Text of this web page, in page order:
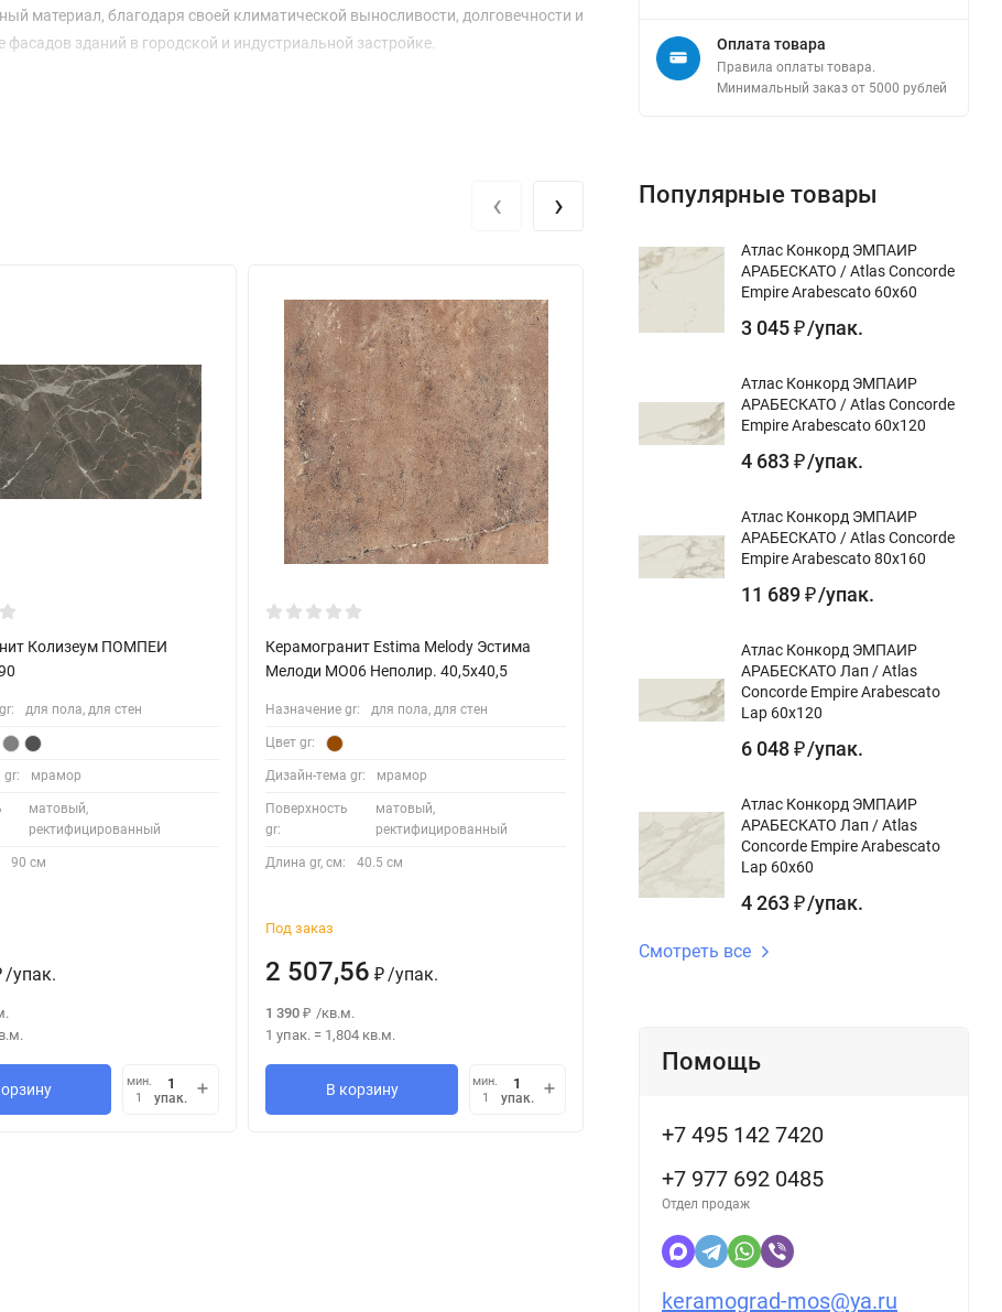
материал, благодаря своей климатической выносливости, долговечности и
зданий в городской и индустриальной застройке.
Колизеум ПОМПЕИ
для пола, для стен
gr: мрамор
матовый,
ректифицированный
90 см
/упак.
мин.
1
упак.
Керамогранит Estima Melody Эстима
Мелоди MO06 Неполир. 40,5x40,5
Назначение gr: для пола, для стен
Цвет gr:
Дизайн-тема gr: мрамор
Поверхность
gr:
матовый,
ректифицированный
Длина gr, см: 40.5 см
Под заказ
2 507,56 ₽ /упак.
1 390 ₽ /кв.м.
1 упак. = 1,804 кв.м.
В корзину
мин.
1
упак.
Керамогранит Колизеум ВЕНЕЦИЯ
КОРИЧНЕВЫЙ LAP 45x45
Назначение gr: для пола, для стен
Поверхность
лаппатированный,
ректифицированный
Длина gr, см:
‹ ›
Оплата товара
Правила оплаты товара.
Минимальный заказ от 5000 рублей
Популярные товары
Атлас Конкорд ЭМПАИР
АРАБЕСКАТО / Atlas Concorde
Empire Arabescato 60x60
3 045 ₽ /упак.
Атлас Конкорд ЭМПАИР
АРАБЕСКАТО / Atlas Concorde
Empire Arabescato 60x120
4 683 ₽ /упак.
Атлас Конкорд ЭМПАИР
АРАБЕСКАТО / Atlas Concorde
Empire Arabescato 80x160
11 689 ₽ /упак.
Атлас Конкорд ЭМПАИР
АРАБЕСКАТО Лап / Atlas
Concorde Empire Arabescato
Lap 60x120
6 048 ₽ /упак.
Атлас Конкорд ЭМПАИР
АРАБЕСКАТО Лап / Atlas
Concorde Empire Arabescato
Lap 60x60
4 263 ₽ /упак.
Смотреть все
Помощь
+7 495 142 7420
+7 977 692 0485
Отдел продаж
keramograd-mos@ya.ru